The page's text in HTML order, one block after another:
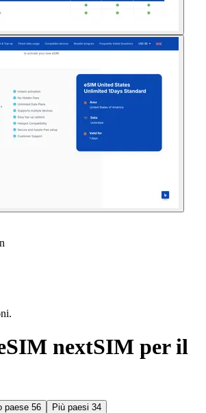
nextSIM per il
paese 56 Più paesi 34